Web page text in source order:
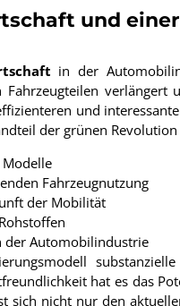
und
in der
und
der grünen
Fahrzeugnutzung
der Mobilität
der Automobilindustrie
hat es das
sich nicht nur den